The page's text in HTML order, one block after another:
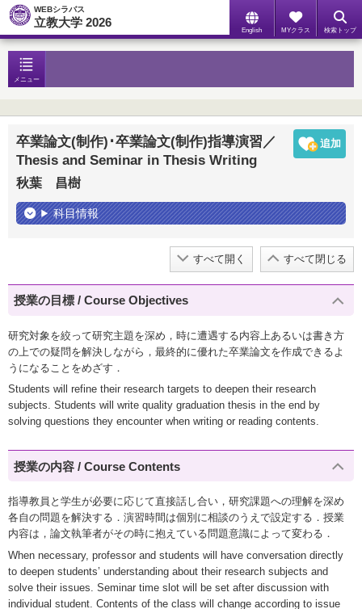
WEBシラバス
立教大学 2026
English MYクラス 検索トップ
メニュー
卒業論文(制作)･卒業論文(制作)指導演習／
Thesis and Seminar in Thesis Writing
秋葉 昌樹
科目情報
すべて開く すべて閉じる
授業の目標 / Course Objectives
研究対象を絞って研究主題を深め，時に遭遇する内容上あるいは書き方
の上での疑問を解決しながら，最終的に優れた卒業論文を作成できるよ
うになることをめざす．
Students will refine their research targets to deepen their research
subjects. Students will write quality graduation thesis in the end by
solving questions they encounter when writing or reading contents.
授業の内容 / Course Contents
指導教員と学生が必要に応じて直接話し合い，研究課題への理解を深め
各自の問題を解決する．演習時間は個別に相談のうえで設定する．授業
内容は，論文執筆者がその時に抱えている問題意識によって変わる．
When necessary, professor and students will have conversation directly
to deepen students’ understanding about their research subjects and
solve their issues. Seminar time slot will be set after discussion with
individual student. Contents of the class will change according to issue